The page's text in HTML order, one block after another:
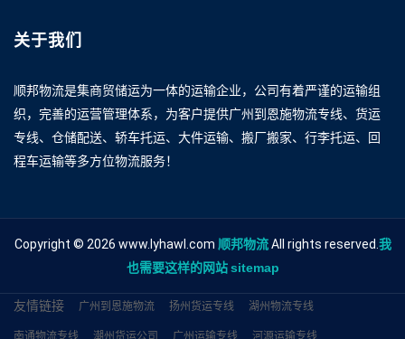
关于我们
顺邦物流是集商贸储运为一体的运输企业，公司有着严谨的运输组
织，完善的运营管理体系，为客户提供广州到恩施物流专线、货运
专线、仓储配送、轿车托运、大件运输、搬厂搬家、行李托运、回
程车运输等多方位物流服务！
Copyright © 2026 www.lyhawl.com 顺邦物流All rights reserved. 我
也需要这样的网站 sitemap
友情链接 广州到恩施物流 扬州货运专线 湖州物流专线
南通物流专线 潮州货运公司 广州运输专线 河源运输专线